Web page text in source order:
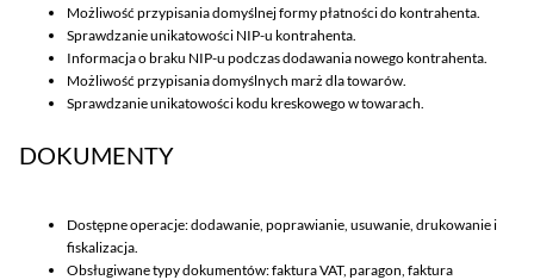
Możliwość przypisania domyślnej formy płatności do kontrahenta.
Sprawdzanie unikatowości NIP-u kontrahenta.
Informacja o braku NIP-u podczas dodawania nowego kontrahenta.
Możliwość przypisania domyślnych marż dla towarów.
Sprawdzanie unikatowości kodu kreskowego w towarach.
DOKUMENTY
Dostępne operacje: dodawanie, poprawianie, usuwanie, drukowanie i
fiskalizacja.
Obsługiwane typy dokumentów: faktura VAT, paragon, faktura